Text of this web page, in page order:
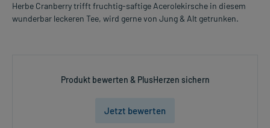
Herbe Cranberry trifft fruchtig-saftige Acerolekirsche in diesem
wunderbar leckeren Tee, wird gerne von Jung & Alt getrunken.
Produkt bewerten & PlusHerzen sichern
Jetzt bewerten